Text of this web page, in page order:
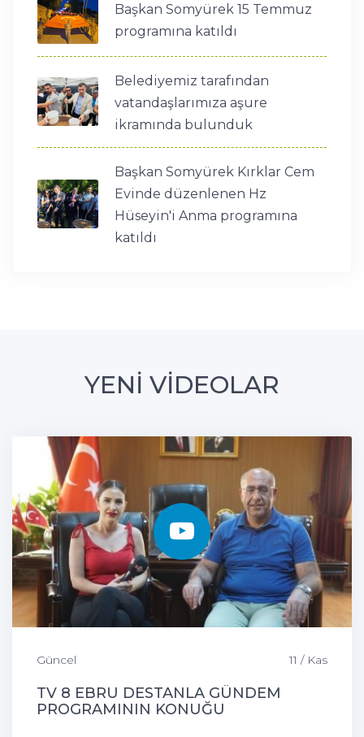
Başkan Somyürek 15 Temmuz
programına katıldı
Belediyemiz tarafından
vatandaşlarımıza aşure
ikramında bulunduk
Başkan Somyürek Kırklar Cem
Evinde düzenlenen Hz
Hüseyin'i Anma programına
katıldı
YENİ VİDEOLAR
Güncel 11 / Kas
TV 8 EBRU DESTANLA GÜNDEM
PROGRAMININ KONUĞU